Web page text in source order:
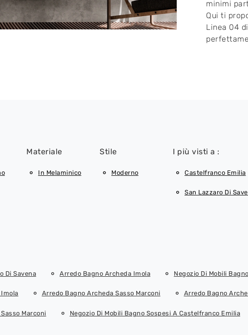
minimi
Qui ti
Linea 04
Materiale
In Melaminico
Stile
Moderno
I più visti a :
Castelfranco Emilia
San Lazzaro Di
Di Savena Arredo Bagno Archeda Imola Negozio Di Mobili
Arredo Bagno Archeda Sasso Marconi Arredo Bagno
Marconi Negozio Di Mobili Bagno Sospesi A Castelfranco Emilia